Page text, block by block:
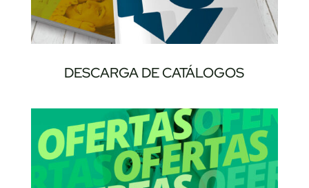
DESCARGA DE CATÁLOGOS